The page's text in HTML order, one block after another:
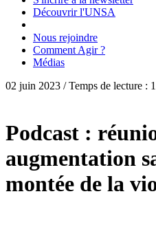
Découvrir l'UNSA
Nous rejoindre
Comment Agir ?
Médias
02 juin 2023 / Temps de lecture :
Podcast :
augmentation
montée de la